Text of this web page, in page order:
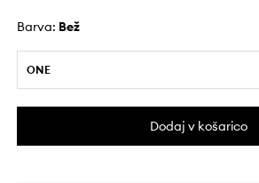
Barva: bež
ONE
Dodaj v košarico